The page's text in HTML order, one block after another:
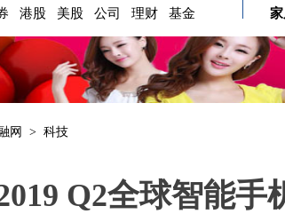
港股 美股 公司 理财 基金
网 > 科技
Q2全球智能